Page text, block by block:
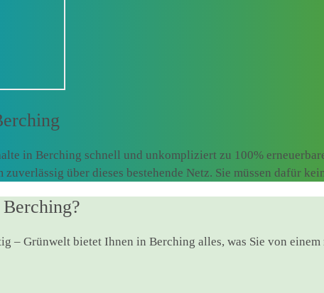
in Berching schnell und unkompliziert zu 100%
über dieses bestehende Netz. Sie müssen dafür
– Grünwelt bietet Ihnen in Berching alles, was Sie von